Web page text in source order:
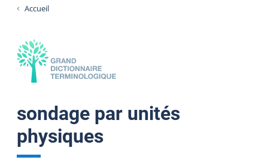
Accueil
sondage par unités
physiques